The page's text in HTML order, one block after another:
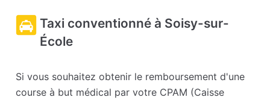
Taxi conventionné à Soisy-sur-
École
Si vous souhaitez obtenir le remboursement d'une
course à but médical par votre CPAM (Caisse